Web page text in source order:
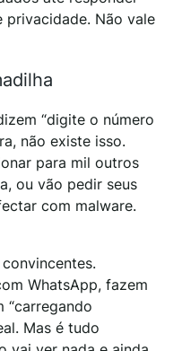
privacidade. Não vale
“digite o número
não existe isso.
para mil outros
ou vão pedir seus
com malware.
WhatsApp, fazem
“carregando
Mas é tudo